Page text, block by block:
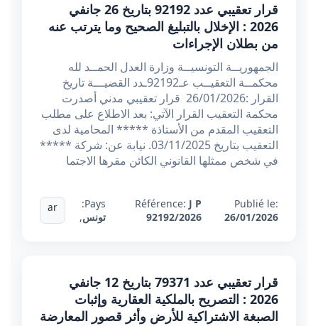
قرار تعقيبي عدد 92192 بتاريخ 26 جانفي
2026 : الإخلال بالتبليغ الصحيح وما يترتب عنه
من بطلان الإجراءات
الجمهوريــة التونسيــة وزارة العدل الحمــد لله
محكمــة التعقيــب عـ92192ـدد القضيـــة تاريخ
القرار :26/01/2026 قرار تعقيبي مدني أصدرت
محكمة التعقيب القرار الآتي: بعد الاطلاع على مطلب
التعقيب المقدم من الأستاذة ***** المحامية لدى
التعقيب بتاريخ 03/11/2025. نيابة عن: شركة *****
في شخص ممثلها القانوني الكائن مقرها الاجتما
Publié le:
26/01/2026
Référence: J P
92192/2026
Pays:
تونس,
ar
قرار تعقيبي عدد 79371 بتاريخ 12 جانفي
2026 : التصريح بالملكية العقارية وإثبات
الصبغة الاشتراكية للأرض وأثر قصور المعارضة